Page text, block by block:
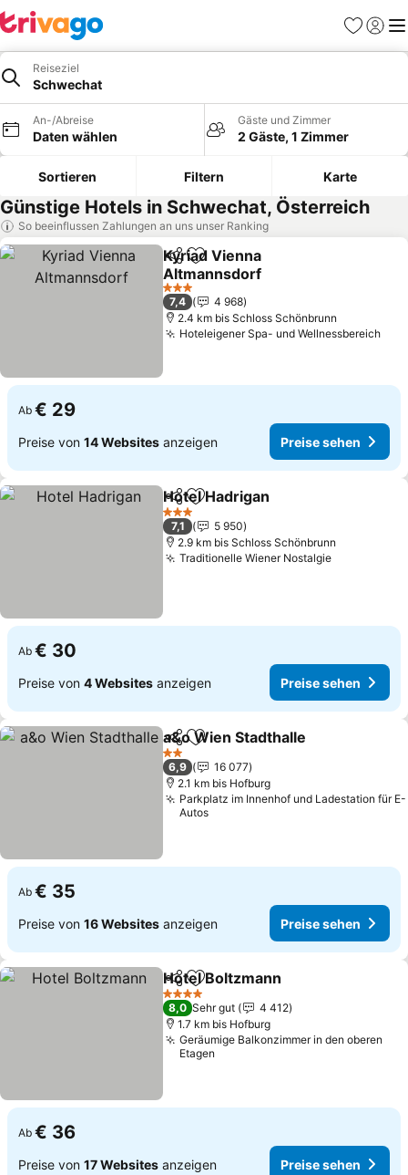
Favoriten
Reiseziel
Schwechat
An-/Abreise
Daten wählen
Gäste und Zimmer
2 Gäste, 1 Zimmer
Sortieren Filtern Karte
Günstige Hotels in Schwechat, Österreich
So beeinflussen Zahlungen an uns unser Ranking
TeilenZu Favoriten hinzufügen
Kyriad Vienna
Altmannsdorf
3 Sterne
7,4
4 968
2.4 km bis Schloss Schönbrunn
Hoteleigener Spa- und Wellnessbereich
Ab € 29
Preise von 14 Websites anzeigen Preise sehen
TeilenZu Favoriten hinzufügen
Hotel Hadrigan
3 Sterne
7,1
5 950
2.9 km bis Schloss Schönbrunn
Traditionelle Wiener Nostalgie
Ab € 30
Preise von 4 Websites anzeigen Preise sehen
TeilenZu Favoriten hinzufügen
a&o Wien Stadthalle
2 Sterne
6,9
16 077
2.1 km bis Hofburg
Parkplatz im Innenhof und Ladestation für E-
Autos
Ab € 35
Preise von 16 Websites anzeigen Preise sehen
TeilenZu Favoriten hinzufügen
Hotel Boltzmann
4 Sterne
8,0 Sehr gut
4 412
1.7 km bis Hofburg
Geräumige Balkonzimmer in den oberen
Etagen
Ab € 36
Preise von 17 Websites anzeigen Preise sehen